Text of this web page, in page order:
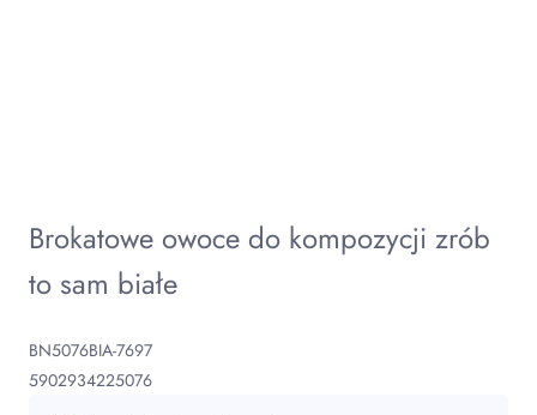
Brokatowe owoce do kompozycji zrób
to sam białe
BN5076BIA-7697
5902934225076